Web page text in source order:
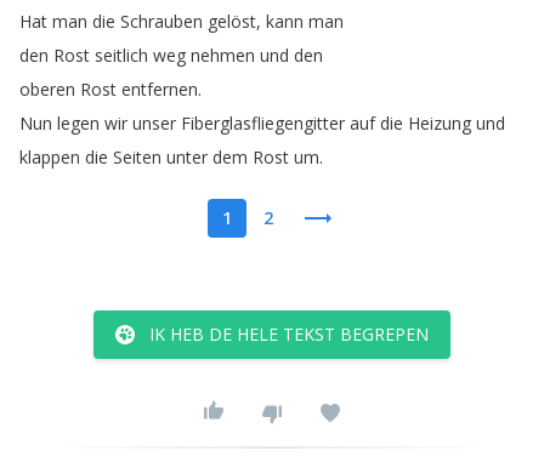
Hat man die Schrauben gelöst, kann man
den Rost seitlich weg nehmen und den
oberen Rost entfernen.
Nun legen wir unser Fiberglasfliegengitter auf die Heizung und
klappen die Seiten unter dem Rost um.
1 2
IK HEB DE HELE TEKST BEGREPEN